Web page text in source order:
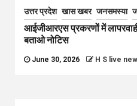
उत्तर प्रदेश खास खबर जनसमस्या
आईजीआरएस प्रकरणों में
बताओ नोटिस
June 30, 2026 H S live